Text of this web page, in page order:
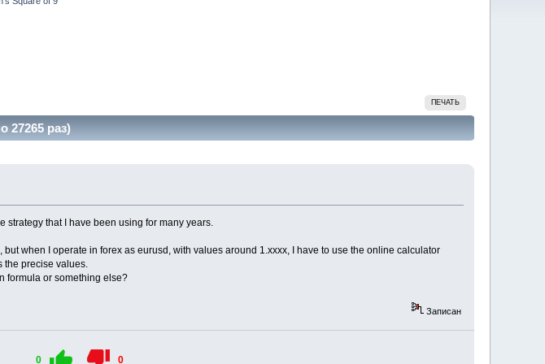
ПЕЧАТЬ
27265 раз)
strategy that I have been using for many years.
when I operate in forex as eurusd, with values around 1.xxxx, I have to use the online calculator
the precise values.
formula or something else?
Записан
0 0